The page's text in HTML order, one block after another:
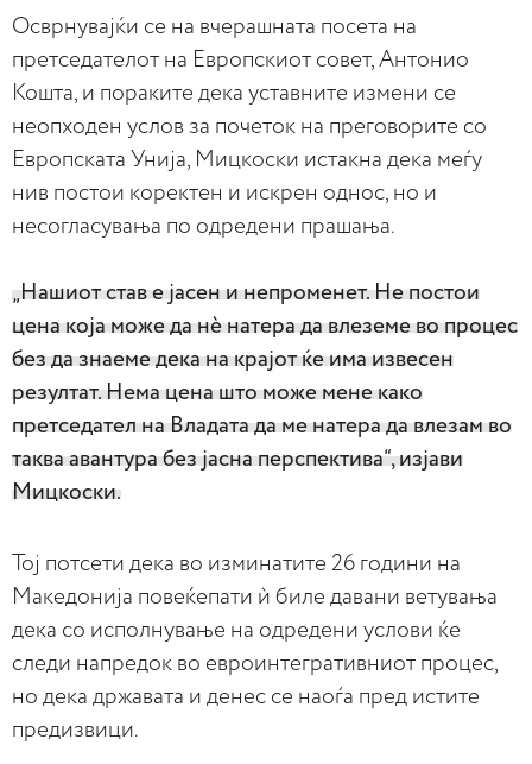
Осврнувајќи се на вчерашната посета на
претседателот на Европскиот совет, Антонио
Кошта, и пораките дека уставните измени се
неопходен услов за почеток на преговорите со
Европската Унија, Мицкоски истакна дека меѓу
нив постои коректен и искрен однос, но и
несогласувања по одредени прашања.
„Нашиот став е јасен и непроменет. Не постои
цена која може да нѐ натера да влеземе во процес
без да знаеме дека на крајот ќе има извесен
резултат. Нема цена што може мене како
претседател на Владата да ме натера да влезам во
таква авантура без јасна перспектива“, изјави
Мицкоски.
Тој потсети дека во изминатите 26 години на
Македонија повеќепати ѝ биле давани ветувања
дека со исполнување на одредени услови ќе
следи напредок во евроинтегративниот процес,
но дека државата и денес се наоѓа пред истите
предизвици.